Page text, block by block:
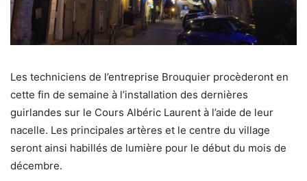
Les techniciens de l’entreprise Brouquier procèderont en
cette fin de semaine à l’installation des dernières
guirlandes sur le Cours Albéric Laurent à l’aide de leur
nacelle. Les principales artères et le centre du village
seront ainsi habillés de lumière pour le début du mois de
décembre.